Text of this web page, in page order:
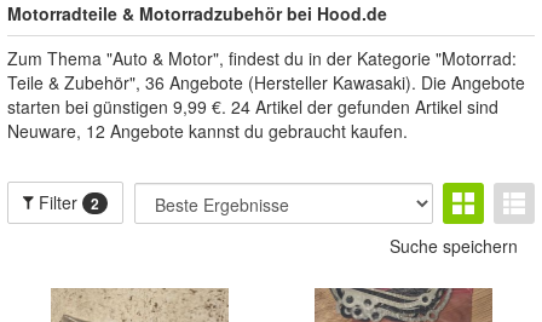
Motorradteile & Motorradzubehör bei Hood.de
Zum Thema "Auto & Motor", findest du in der Kategorie "Motorrad:
Teile & Zubehör", 36 Angebote (Hersteller Kawasaki). Die Angebote
starten bei günstigen 9,99 €. 24 Artikel der gefunden Artikel sind
Neuware, 12 Angebote kannst du gebraucht kaufen.
Filter 2
Suche speichern